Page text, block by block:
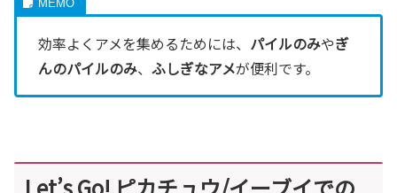
効率よくアメを集めるためには、 パイルのみやぎ
んのパイルのみ、 ふしぎなアメが便利です。